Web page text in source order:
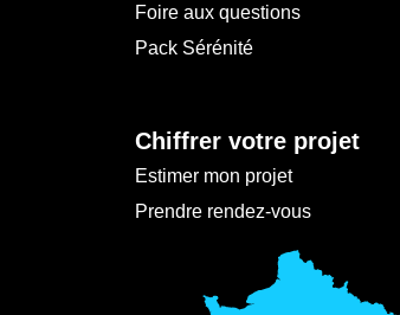
Foire aux questions
Pack Sérénité
Chiffrer votre projet
Estimer mon projet
Prendre rendez-vous